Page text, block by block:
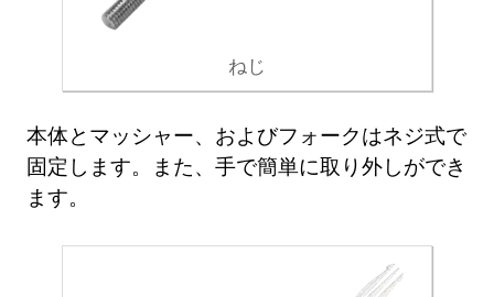
ねじ
本体とマッシャー、およびフォークはネジ式で
固定します。また、手で簡単に取り外しができ
ます。